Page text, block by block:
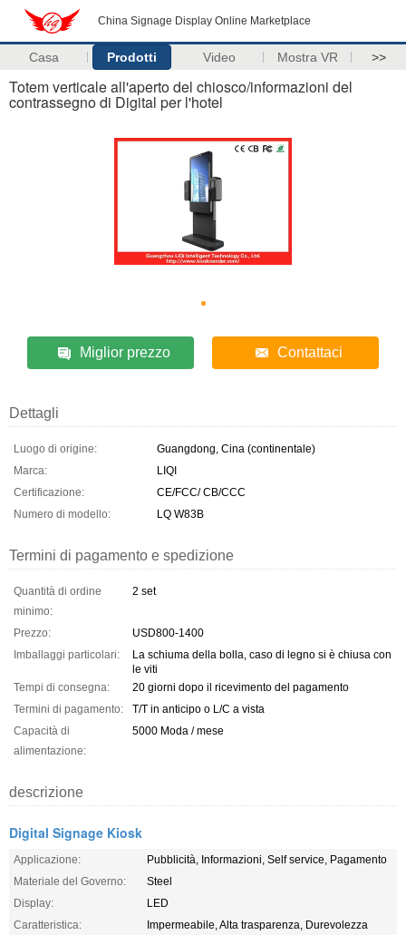
China Signage Display Online Marketplace
Casa Prodotti Video Mostra VR >>
Totem verticale all'aperto del chiosco/informazioni del
contrassegno di Digital per l'hotel
Miglior prezzo Contattaci
Dettagli
Luogo di origine:
Guangdong, Cina (continentale)
Marca:
LIQI
Certificazione:
CE/FCC/ CB/CCC
Numero di modello:
LQ W83B
Termini di pagamento e spedizione
Quantità di ordine
minimo:
2 set
Prezzo:
USD800-1400
Imballaggi particolari:
La schiuma della bolla, caso di legno si è chiusa con
le viti
Tempi di consegna:
20 giorni dopo il ricevimento del pagamento
Termini di pagamento:
T/T in anticipo o L/C a vista
Capacità di
alimentazione:
5000 Moda / mese
descrizione
Digital Signage Kiosk
Applicazione:
Pubblicità, Informazioni, Self service, Pagamento
Materiale del Governo:
Steel
Display:
LED
Caratteristica:
Impermeabile, Alta trasparenza, Durevolezza